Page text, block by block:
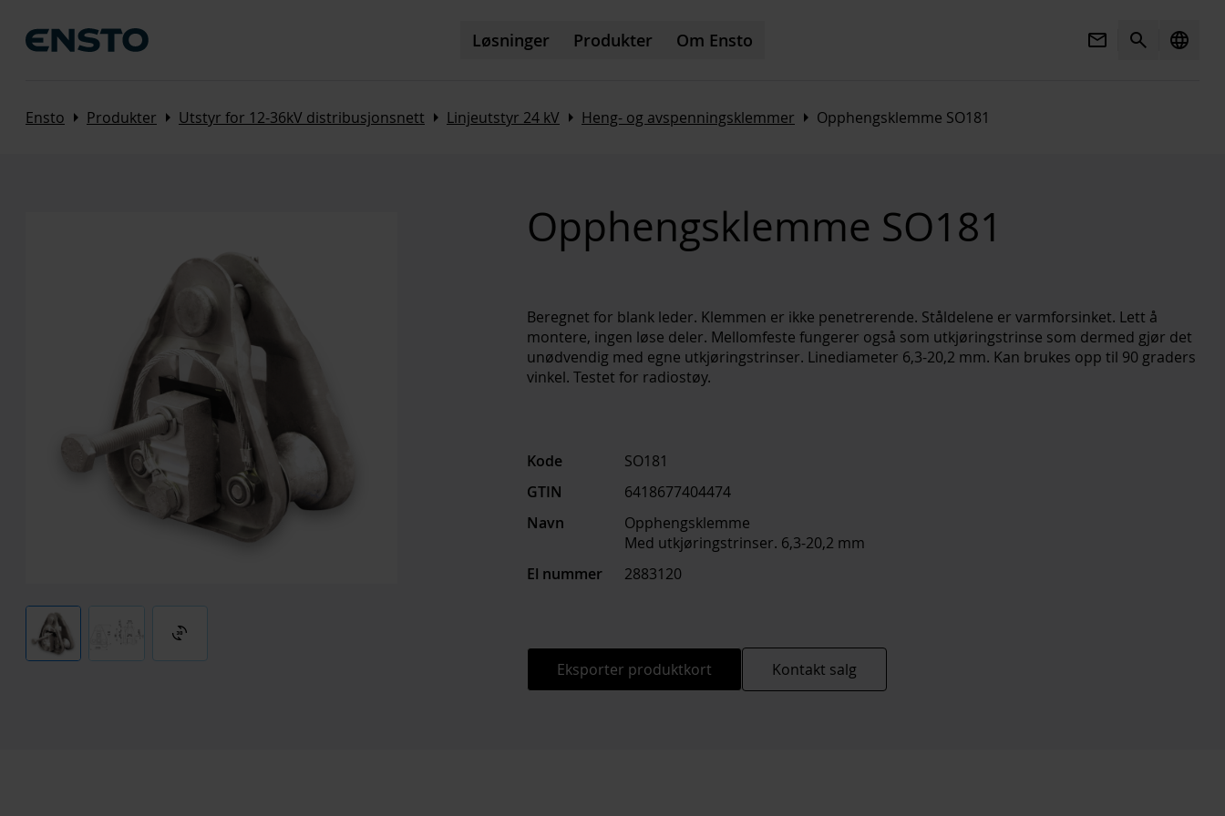
Løsninger Produkter Om Ensto Mail Search language
Ensto Arrow_right Produkter Arrow_right Utstyr for 12-36kV distribusjonsnett Arrow_right Linjeutstyr 24 kV Arrow_right Heng- og avspenningsklemmer Arrow_right Opphengsklemme SO181
3d_rotation
3d_rotation
Opphengsklemme SO181
Beregnet for blank leder. Klemmen er ikke penetrerende. Ståldelene er varmforsinket. Lett å
montere, ingen løse deler. Mellomfeste fungerer også som utkjøringstrinse som dermed gjør det
unødvendig med egne utkjøringstrinser. Linediameter 6,3-20,2 mm. Kan brukes opp til 90 graders
vinkel. Testet for radiostøy.
Kode
SO181
GTIN
6418677404474
Navn
Opphengsklemme
Med utkjøringstrinser. 6,3-20,2 mm
El nummer
2883120
Eksporter produktkort Kontakt salg